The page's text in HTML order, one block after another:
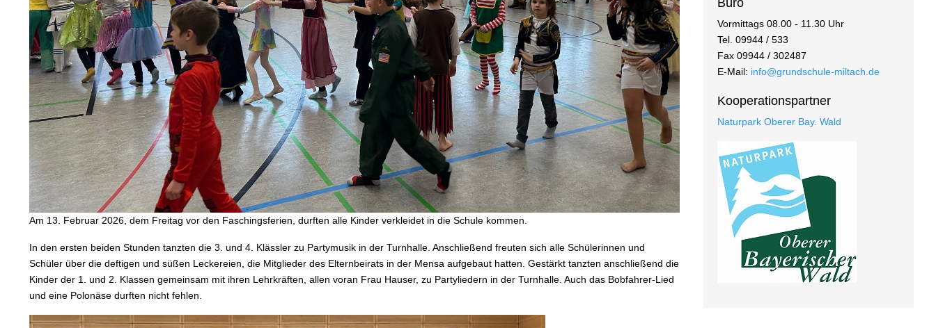
Am 13. Februar 2026, dem Freitag vor den Faschingsferien, durften alle Kinder verkleidet in die Schule kommen.
In den ersten beiden Stunden tanzten die 3. und 4. Klässler zu Partymusik in der Turnhalle. Anschließend freuten sich alle Schülerinnen und
Schüler über die deftigen und süßen Leckereien, die Mitglieder des Elternbeirats in der Mensa aufgebaut hatten. Gestärkt tanzten anschließend die
Kinder der 1. und 2. Klassen gemeinsam mit ihren Lehrkräften, allen voran Frau Hauser, zu Partyliedern in der Turnhalle. Auch das Bobfahrer-Lied
und eine Polonäse durften nicht fehlen.
Vormittags 08.00 - 11.30 Uhr
Tel. 09944 / 533
Fax 09944 / 302487
E-Mail: info@grundschule-miltach.de
Kooperationspartner
Naturpark Oberer Bay. Wald